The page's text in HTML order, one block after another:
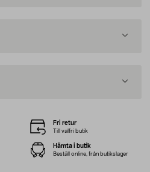
Fri retur
Till valfri butik
Hämta i butik
Beställ online, från butikslager